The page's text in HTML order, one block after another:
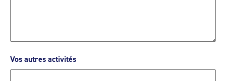
Vos autres activités